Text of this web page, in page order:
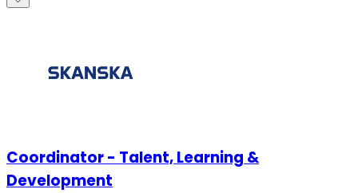
Coordinator - Talent, Learning &
Development